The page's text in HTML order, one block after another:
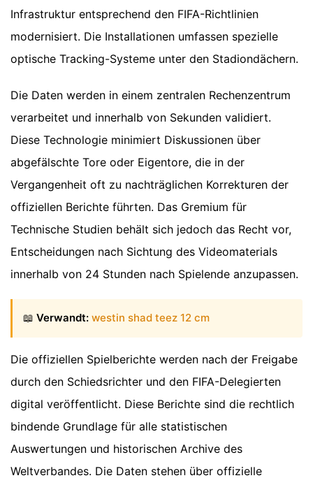
Infrastruktur entsprechend den FIFA-Richtlinien
modernisiert. Die Installationen umfassen spezielle
optische Tracking-Systeme unter den Stadiondächern.
Die Daten werden in einem zentralen Rechenzentrum
verarbeitet und innerhalb von Sekunden validiert.
Diese Technologie minimiert Diskussionen über
abgefälschte Tore oder Eigentore, die in der
Vergangenheit oft zu nachträglichen Korrekturen der
offiziellen Berichte führten. Das Gremium für
Technische Studien behält sich jedoch das Recht vor,
Entscheidungen nach Sichtung des Videomaterials
innerhalb von 24 Stunden nach Spielende anzupassen.
📖 Verwandt: westin shad teez 12 cm
Die offiziellen Spielberichte werden nach der Freigabe
durch den Schiedsrichter und den FIFA-Delegierten
digital veröffentlicht. Diese Berichte sind die rechtlich
bindende Grundlage für alle statistischen
Auswertungen und historischen Archive des
Weltverbandes. Die Daten stehen über offizielle